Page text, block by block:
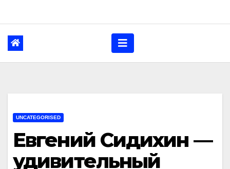
UNCATEGORISED
Евгений Сидихин —
удивительный